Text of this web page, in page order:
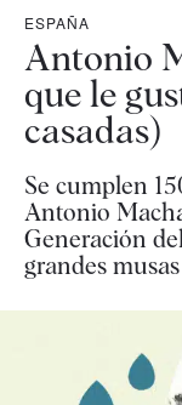
ESPAÑA
Antonio
que le
casadas)
Se cumplen
Antonio
Generación
grandes